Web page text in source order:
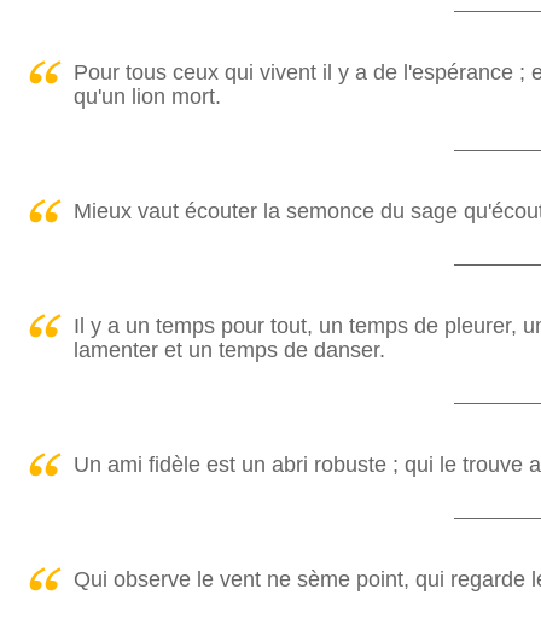
Pour tous ceux qui vivent il y a de l'espérance ;
qu'un lion mort.
Mieux vaut écouter la semonce du sage
Il y a un temps pour tout, un temps de pleurer,
lamenter et un temps de danser.
Un ami fidèle est un abri robuste ; qui le trouve
Qui observe le vent ne sème point, qui regarde